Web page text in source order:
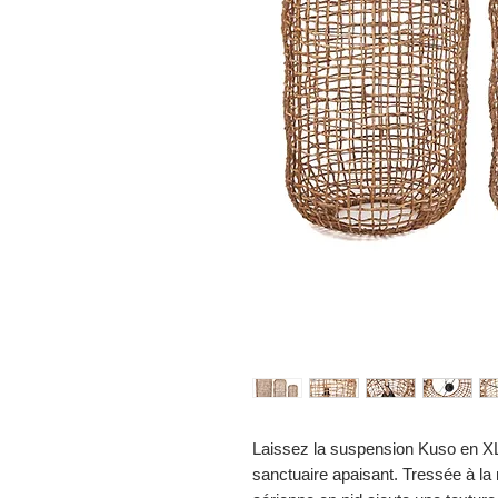
Laissez la suspension Kuso en
sanctuaire apaisant. Tressée à